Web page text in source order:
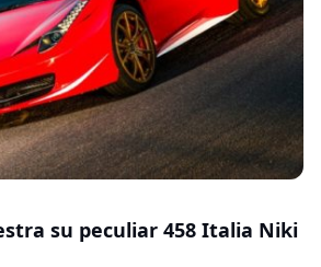
su peculiar 458 Italia Niki